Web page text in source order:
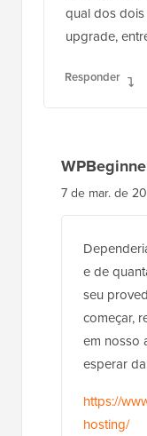
qual dos
upgrade,
Responder
7 de mar. de
e de
seu
começar,
em nosso
esperar
https://
hosting/